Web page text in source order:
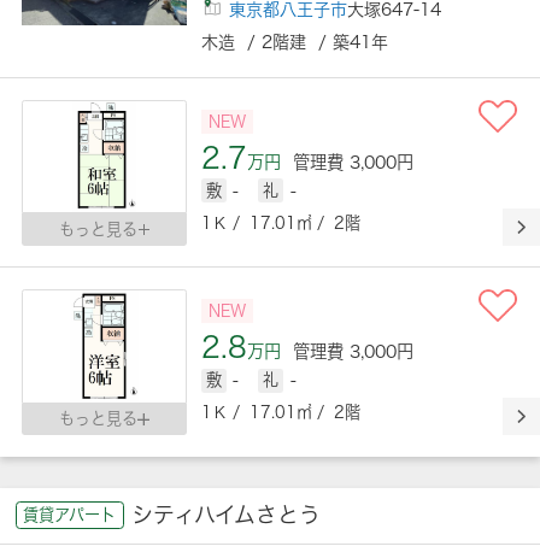
東京都八王子市大塚647-14
木造 / 2階建 / 築41年
もっと見る
NEW
2.7万円 管理費 3,000円
敷 - 礼
-
1Ｋ / 17.01㎡ / 2階
もっと見る
NEW
2.8万円 管理費 3,000円
敷 - 礼
-
1Ｋ / 17.01㎡ / 2階
賃貸アパート シティハイムさとう